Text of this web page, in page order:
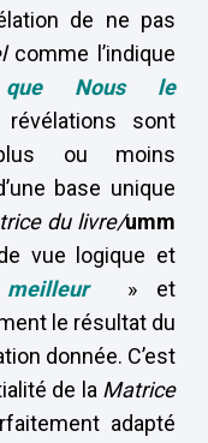
de ne pas
comme l’indique
Nous le
sont
ou moins
base unique
du livre/umm
vue logique et
meilleur
» et
le résultat du
donnée. C’est
de la Matrice
adapté